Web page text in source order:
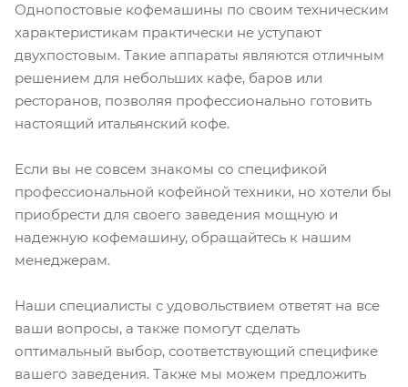
Однопостовые кофемашины по своим техническим
характеристикам практически не уступают
двухпостовым. Такие аппараты являются отличным
решением для небольших кафе, баров или
ресторанов, позволяя профессионально готовить
настоящий итальянский кофе.
Если вы не совсем знакомы со спецификой
профессиональной кофейной техники, но хотели бы
приобрести для своего заведения мощную и
надежную кофемашину, обращайтесь к нашим
менеджерам.
Наши специалисты с удовольствием ответят на все
ваши вопросы, а также помогут сделать
оптимальный выбор, соответствующий специфике
вашего заведения. Также мы можем предложить